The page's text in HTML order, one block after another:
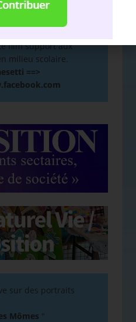
MÉMOIRE
film support aux
milieu scolaire.
==>
sur des portraits
Mômes "